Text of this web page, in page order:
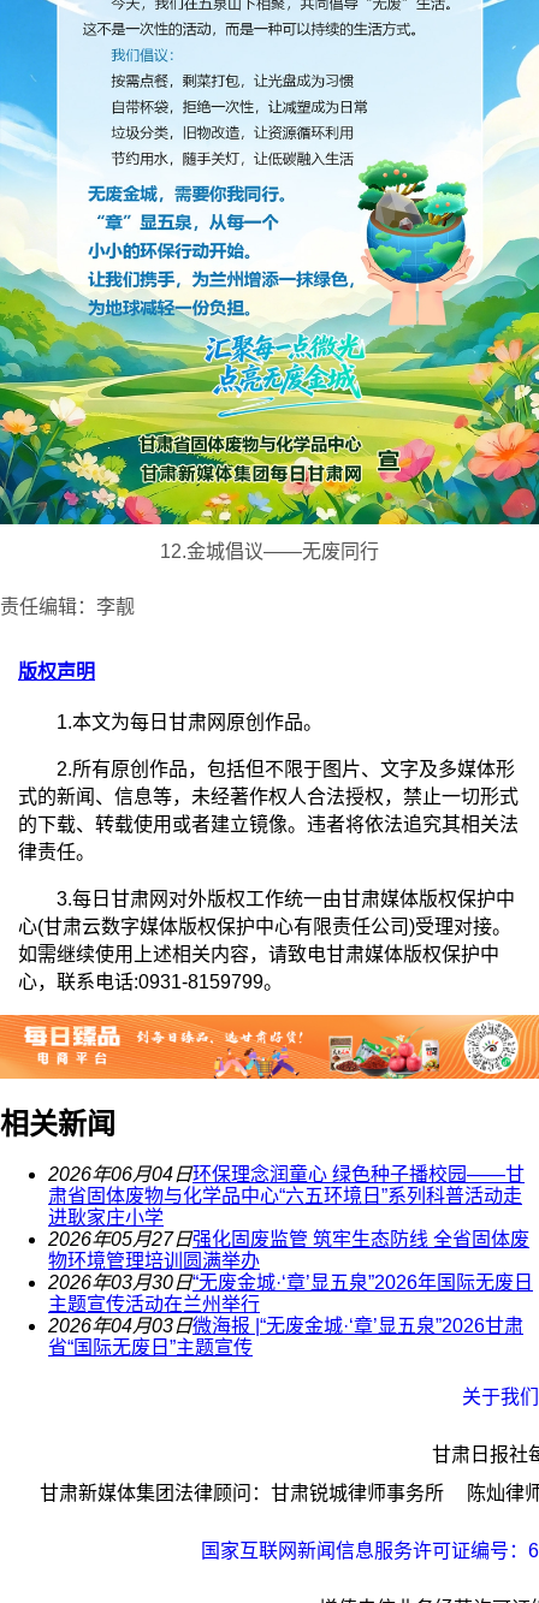
12.金城倡议——无废同行
责任编辑：李靓
版权声明
1.本文为每日甘肃网原创作品。
2.所有原创作品，包括但不限于图片、文字及多媒体形
式的新闻、信息等，未经著作权人合法授权，禁止一切形式
的下载、转载使用或者建立镜像。违者将依法追究其相关法
律责任。
3.每日甘肃网对外版权工作统一由甘肃媒体版权保护中
心(甘肃云数字媒体版权保护中心有限责任公司)受理对接。
如需继续使用上述相关内容，请致电甘肃媒体版权保护中
心，联系电话:0931-8159799。
相关新闻
2026年06月04日环保理念润童心 绿色种子播校园——甘
肃省固体废物与化学品中心“六五环境日”系列科普活动走
进耿家庄小学
2026年05月27日强化固废监管 筑牢生态防线 全省固体废
物环境管理培训圆满举办
2026年03月30日“无废金城·‘章’显五泉”2026年国际无废日
主题宣传活动在兰州举行
2026年04月03日微海报 |“无废金城·‘章’显五泉”2026甘肃
省“国际无废日”主题宣传
关于我们
甘肃日报社
甘肃新媒体集团法律顾问：甘肃锐城律师事务所 陈灿
国家互联网新闻信息服务许可证编号